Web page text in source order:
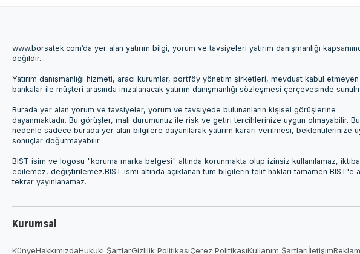
www.borsatek.com’da yer alan yatırım bilgi, yorum ve tavsiyeleri yatırım danışmanlığı
değildir.
Yatırım danışmanlığı hizmeti, aracı kurumlar, portföy yönetim şirketleri, mevduat kabul etmeyen
bankalar ile müşteri arasında imzalanacak yatırım danışmanlığı sözleşmesi çerçevesinde
Burada yer alan yorum ve tavsiyeler, yorum ve tavsiyede bulunanların kişisel görüşlerine
dayanmaktadır. Bu görüşler, mali durumunuz ile risk ve getiri tercihlerinize uygun olmayabilir. Bu
nedenle sadece burada yer alan bilgilere dayanılarak yatırım kararı verilmesi, beklentilerinize
sonuçlar doğurmayabilir.
BIST isim ve logosu "koruma marka belgesi" altında korunmakta olup izinsiz kullanılamaz,
edilemez, değiştirilemez.BIST ismi altında açıklanan tüm bilgilerin telif hakları tamamen BIST'e
tekrar yayınlanamaz.
Kurumsal
KünyeHakkımızdaHukuki ŞartlarGizlilik PolitikasıÇerez PolitikasıKullanım ŞartlarıİletişimReklam